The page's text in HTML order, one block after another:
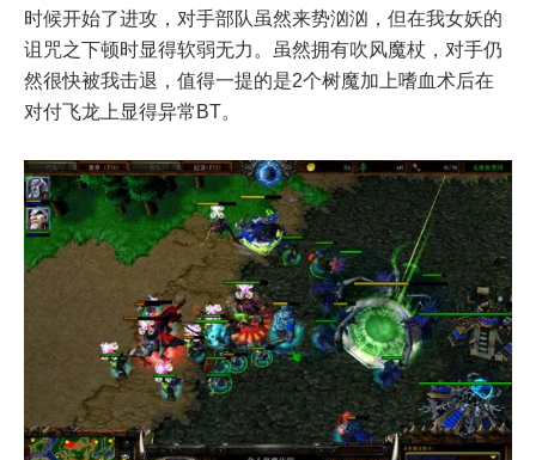
时候开始了进攻，对手部队虽然来势汹汹，但在我女妖的
诅咒之下顿时显得软弱无力。虽然拥有吹风魔杖，对手仍
然很快被我击退，值得一提的是2个树魔加上嗜血术后在
对付飞龙上显得异常BT。